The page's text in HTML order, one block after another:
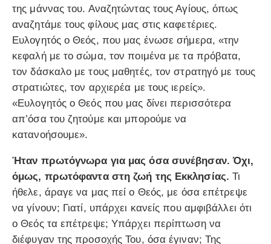
της μάννας του. Αναζητώντας τους Αγίους, όπως
αναζητάμε τους φίλους μας στις καφετέριες.
Ευλογητός ο Θεός, που μας ένωσε σήμερα, «την
κεφαλή με το σώμα, τον ποιμένα με τα πρόβατα,
τον δάσκαλο με τους μαθητές, τον στρατηγό με τους
στρατιώτες, τον αρχιερέα με τους ιερείς».
«Ευλογητός ο Θεός που μας δίνει περισσότερα
απ’όσα του ζητούμε και μπορούμε να
κατανοήσουμε».
Ήταν πρωτόγνωρα για μας όσα συνέβησαν. Όχι,
όμως, πρωτόφαντα στη ζωή της Εκκλησίας. Τι
ήθελε, άραγε να μας πεί ο Θεός, με όσα επέτρεψε
να γίνουν; Γιατί, υπάρχει κανείς που αμφιβάλλει ότι
ο Θεός τα επέτρεψε; Υπάρχει περίπτωση να
διέφυγαν της προσοχής Του, όσα έγιναν; Της